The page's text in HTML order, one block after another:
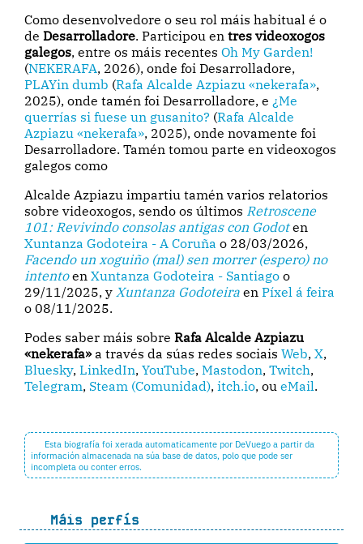
Como desenvolvedore o seu rol máis habitual é o
deDesarrolladore. Participou entres videoxogos
galegos, entre os máis recentesOh My Garden!
(NEKERAFA, 2026), onde foi Desarrolladore,
PLAYin dumb (Rafa Alcalde Azpiazu «nekerafa»,
2025), onde tamén foi Desarrolladore, e¿Me
querrías si fuese un gusanito? (Rafa Alcalde
Azpiazu «nekerafa», 2025), onde novamente foi
Desarrolladore. Tamén tomou parte en videoxogos
galegos como
Alcalde Azpiazu impartiu tamén varios relatorios
sobre videoxogos, sendo os últimos Retroscene
101: Revivindo consolas antigas con Godoten
Xuntanza Godoteira - A Coruña o 28/03/2026,
Facendo un xoguiño (mal) sen morrer (espero) no
intentoenXuntanza Godoteira - Santiago o
29/11/2025, yXuntanza Godoteira enPíxel á feira
o 08/11/2025.
Podes saber máis sobreRafa Alcalde Azpiazu
«nekerafa»a través da súas redes sociaisWeb,X,
Bluesky,LinkedIn,YouTube,Mastodon,Twitch,
Telegram, Steam (Comunidad),itch.io, oueMail.
Esta biografía foi xerada automaticamente por DeVuego a partir da
información almacenada na súa base de datos, polo que pode ser
incompleta ou conter erros.
Máis perfís